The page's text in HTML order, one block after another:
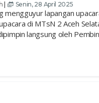
Senin, 28 April 2025
mengguyur lapangan
di MTsN 2 Aceh
langsung oleh